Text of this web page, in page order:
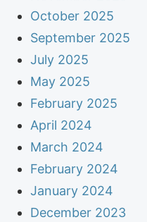
October 2025
September 2025
July 2025
May 2025
February 2025
April 2024
March 2024
February 2024
January 2024
December 2023